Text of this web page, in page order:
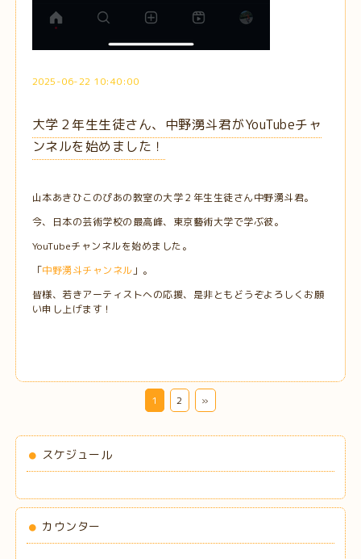
2025-06-22 10:40:00
大学２年生生徒さん、中野湧斗君がYouTubeチャ
ンネルを始めました！
山本あきひこのぴあの教室の大学２年生生徒さん中野湧斗君。
今、日本の芸術学校の最高峰、東京藝術大学で学ぶ彼。
YouTubeチャンネルを始めました。
「中野湧斗チャンネル 」。
皆様、若きアーティストへの応援、是非ともどうぞよろしくお願
い申し上げます！
1 2 »
スケジュール
カウンター